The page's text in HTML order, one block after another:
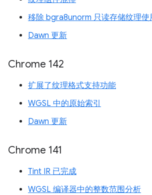
移除 bgra8unorm 只读存储纹理使
Dawn 更新
Chrome 142
扩展了纹理格式支持功能
WGSL 中的原始索引
Dawn 更新
Chrome 141
Tint IR 已完成
WGSL 编译器中的整数范围分析